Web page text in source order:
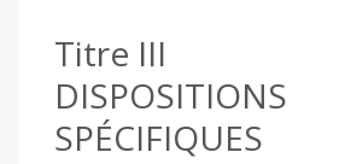
Titre III
DISPOSITIONS
SPÉCIFIQUES